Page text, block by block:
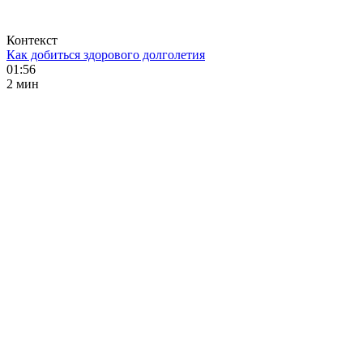
Контекст
Как добиться здорового долголетия
01:56
2 мин